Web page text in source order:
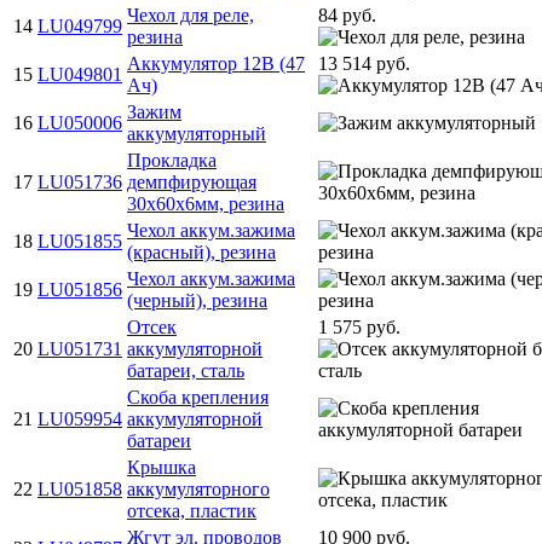
14 LU049799
Чехол для реле,
резина
84 руб.
15 LU049801
Аккумулятор 12В (47
Ач)
13 514 руб.
16 LU050006
Зажим
аккумуляторный
17 LU051736
Прокладка
демпфирующая
30х60х6мм, резина
18 LU051855
Чехол аккум.зажима
(красный), резина
19 LU051856
Чехол аккум.зажима
(черный), резина
20 LU051731
Отсек
аккумуляторной
батареи, сталь
1 575 руб.
21 LU059954
Скоба крепления
аккумуляторной
батареи
22 LU051858
Крышка
аккумуляторного
отсека, пластик
Жгут эл. проводов
10 900 руб.